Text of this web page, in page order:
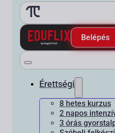
Belépés
Érettségi
8 hetes kurzus
2 napos
3 órás